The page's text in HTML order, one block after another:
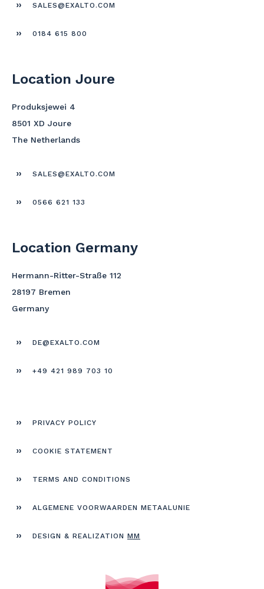
SALES@EXALTO.COM
0184 615 800
Location Joure
Produksjewei 4
8501 XD Joure
The Netherlands
SALES@EXALTO.COM
0566 621 133
Location Germany
Hermann-Ritter-Straße 112
28197 Bremen
Germany
DE@EXALTO.COM
+49 421 989 703 10
PRIVACY POLICY
COOKIE STATEMENT
TERMS AND CONDITIONS
ALGEMENE VOORWAARDEN METAALUNIE
DESIGN & REALIZATION MM